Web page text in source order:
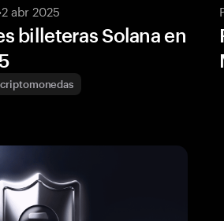
2 abr 2025
billeteras Solana en